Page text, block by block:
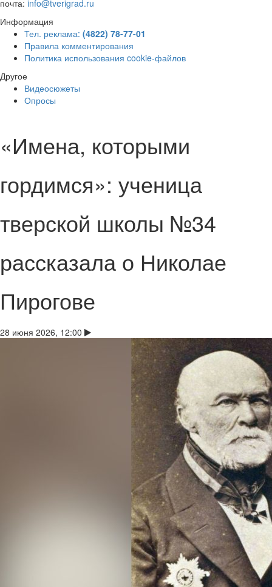
почта: info@tverigrad.ru
Информация
Тел. реклама: (4822) 78-77-01
Правила комментирования
Политика использования cookie-файлов
Другое
Видеосюжеты
Опросы
«Имена, которыми
гордимся»: ученица
тверской школы №34
рассказала о Николае
Пирогове
28 июня 2026, 12:00